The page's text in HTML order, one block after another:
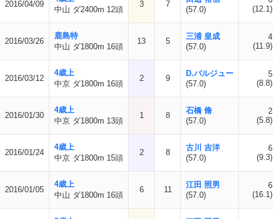
2016/04/09
中山 ダ2400m 12頭
3 7
(57.0)
(12.1)
2016/03/26
鹿島特
中山 ダ1800m 16頭
13 5
三浦 皇成
(57.0)
4
(11.9)
2016/03/12
4歳上
中京 ダ1800m 16頭
2 9
D.バルジュー
(57.0)
5
(8.8)
2016/01/30
4歳上
中京 ダ1800m 13頭
1 8
石橋 脩
(57.0)
2
(5.8)
2016/01/24
4歳上
中京 ダ1800m 15頭
2 8
古川 吉洋
(57.0)
6
(9.3)
2016/01/05
4歳上
中山 ダ1800m 16頭
6 11
江田 照男
(57.0)
6
(16.1)